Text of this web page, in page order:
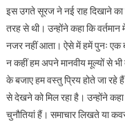
इस उगते सूरज ने नई राह दिखाने का
तरह से थी। उन्होंने कहा कि वर्तमान
नजर नहीं आता। ऐसे में हमें पुनः एक
न कहीं हम अपने मानवीय मूल्यों से
के बजाए हम वस्तु प्रिय होते जा रहे
से देखने को मिल रहा है। उन्होंने
चुनौतियां हैं। समाचार लिखते या